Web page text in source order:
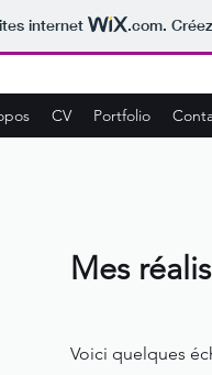
internet .com.
CV Portfolio
Mes
Voici quelques